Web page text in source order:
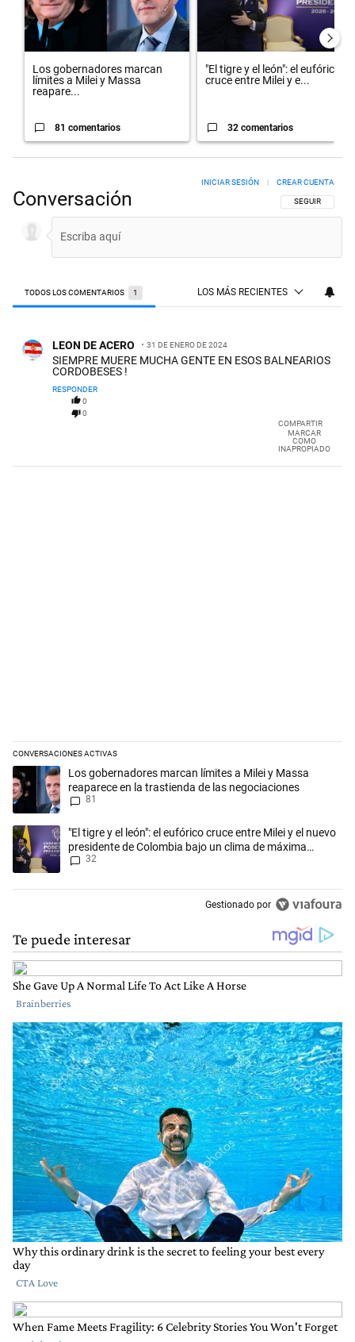
Los gobernadores marcan
límites a Milei y Massa
reapare...
81 comentarios
"El tigre y el león": el eufórico
cruce entre Milei y e...
32 comentarios
Conversación SIGA ESTA
SEGUIR
INICIAR SESIÓN | CREAR CUENTA
TODOS LOS COMENTARIOS 1 LOS MÁS RECIENTES
LEON DE ACERO 31 DE ENERO DE 2024
SIEMPRE MUERE MUCHA GENTE EN ESOS BALNEARIOS
CORDOBESES !
RESPONDER
0
0
COMPARTIR
MARCAR
COMO
INAPROPIADO
CONVERSACIONES ACTIVAS
Este listado muestra los artículos con más comentarios en los
Un artículo de tendencia con el título "Los gobernadores marcan
Los gobernadores marcan límites a Milei y Massa
reaparece en la trastienda de las negociaciones
81
Un artículo de tendencia con el título ""El tigre y el león": el eufórico
"El tigre y el león": el eufórico cruce entre Milei y el nuevo
presidente de Colombia bajo un clima de máxima
tensión
32
Gestionado por